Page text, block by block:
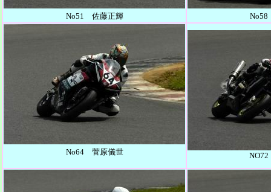
No51 佐藤正輝
No64 菅原儀世